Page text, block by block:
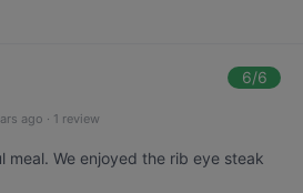
6/6
ago · 1 review
meal. We enjoyed the rib eye steak